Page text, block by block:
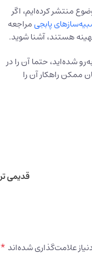
منتشر کرده‌ایم، اگر
پابجیمراجعه
هستند، آشنا شوید.
شده‌اید، حتما آن را در
ممکن راهکار آن را
قدیمی تر
علامت‌گذاری شده‌اند *